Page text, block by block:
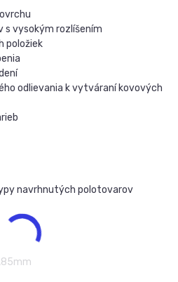
s vysokým rozlíšením
položiek
odlievania k vytváraní kovových
navrhnutých polotovarov